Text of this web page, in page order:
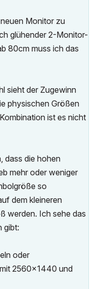
Monitor zu
glühender 2-Monitor-
80cm muss ich das
sieht der Zugewinn
physischen Größen
ist es nicht
dass die hohen
mehr oder weniger
so
dem kleineren
werden. Ich sehe das
gibt:
oder
2560x1440 und